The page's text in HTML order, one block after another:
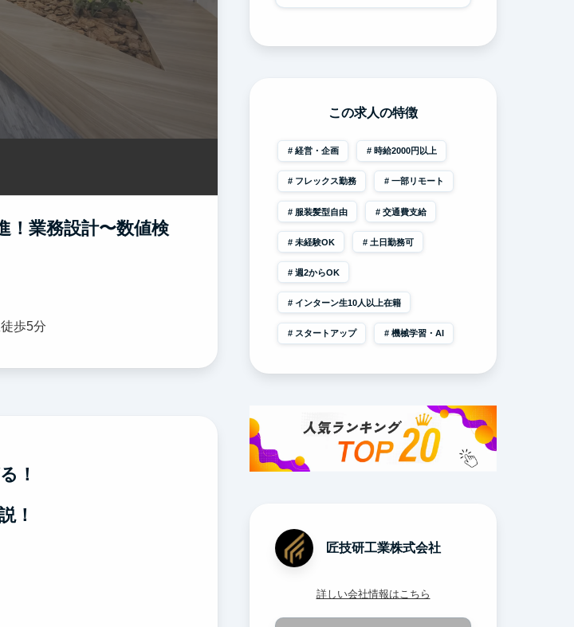
！業務設計〜数値検
歩5分
！
！
この求人の特徴
経営・企画 時給2000円以上
フレックス勤務 一部リモート
服装髪型自由 交通費支給
未経験OK 土日勤務可
週2からOK
インターン生10人以上在籍
スタートアップ 機械学習・AI
匠技研工業株式会社
詳しい会社情報はこちら